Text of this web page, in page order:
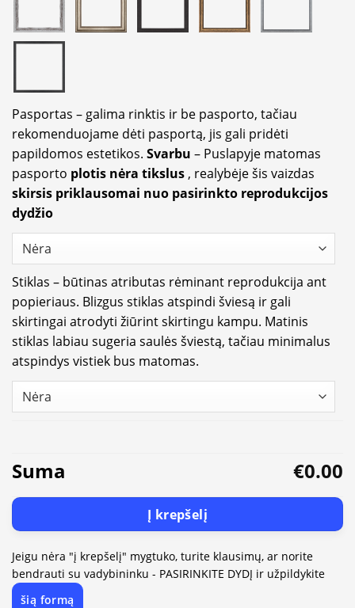
Pasportas – galima rinktis ir be pasporto, tačiau
rekomenduojame dėti pasportą, jis gali pridėti
papildomos estetikos. Svarbu – Puslapyje matomas
pasporto plotis nėra tikslus , realybėje šis vaizdas
skirsis priklausomai nuo pasirinkto reprodukcijos
dydžio
Stiklas – būtinas atributas rėminant reprodukcija ant
popieriaus. Blizgus stiklas atspindi šviesą ir gali
skirtingai atrodyti žiūrint skirtingu kampu. Matinis
stiklas labiau sugeria saulės šviestą, tačiau minimalus
atspindys vistiek bus matomas.
Suma €0.00
Į krepšelį
Jeigu nėra "į krepšelį" mygtuko, turite klausimų, ar norite
bendrauti su vadybininku - PASIRINKITE DYDĮ ir užpildykite
šią formą